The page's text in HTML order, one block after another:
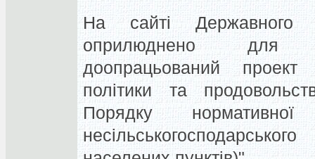
На сайті Державного
оприлюднено для
доопрацьований проект
політики та
Порядку